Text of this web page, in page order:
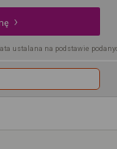
ustalana na podstawie